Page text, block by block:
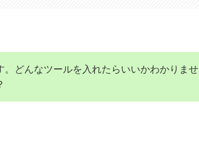
。どんなツールを入れたらいいかわかりませ